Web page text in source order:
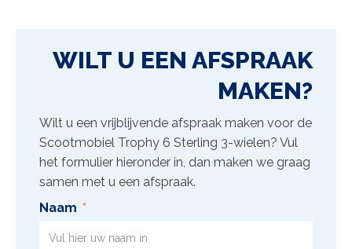
WILT U EEN AFSPRAAK
MAKEN?
Wilt u een vrijblijvende afspraak maken voor de
Scootmobiel Trophy 6 Sterling 3-wielen? Vul
het formulier hieronder in, dan maken we graag
samen met u een afspraak.
Naam